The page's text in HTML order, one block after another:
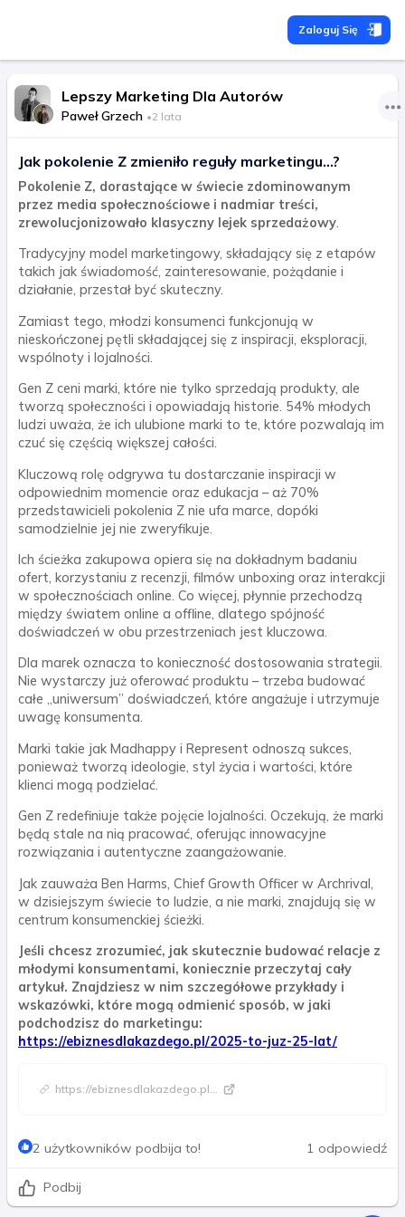
Zaloguj Się
Lepszy Marketing Dla Autorów
Paweł Grzech •2 lata
Jak pokolenie Z zmieniło reguły marketingu...?
Pokolenie Z, dorastające w świecie zdominowanym
przez media społecznościowe i nadmiar treści,
zrewolucjonizowało klasyczny lejek sprzedażowy.
Tradycyjny model marketingowy, składający się z etapów
takich jak świadomość, zainteresowanie, pożądanie i
działanie, przestał być skuteczny.
Zamiast tego, młodzi konsumenci funkcjonują w
nieskończonej pętli składającej się z inspiracji, eksploracji,
wspólnoty i lojalności.
Gen Z ceni marki, które nie tylko sprzedają produkty, ale
tworzą społeczności i opowiadają historie. 54% młodych
ludzi uważa, że ich ulubione marki to te, które pozwalają im
czuć się częścią większej całości.
Kluczową rolę odgrywa tu dostarczanie inspiracji w
odpowiednim momencie oraz edukacja – aż 70%
przedstawicieli pokolenia Z nie ufa marce, dopóki
samodzielnie jej nie zweryfikuje.
Ich ścieżka zakupowa opiera się na dokładnym badaniu
ofert, korzystaniu z recenzji, filmów unboxing oraz interakcji
w społecznościach online. Co więcej, płynnie przechodzą
między światem online a offline, dlatego spójność
doświadczeń w obu przestrzeniach jest kluczowa.
Dla marek oznacza to konieczność dostosowania strategii.
Nie wystarczy już oferować produktu – trzeba budować
całe „uniwersum” doświadczeń, które angażuje i utrzymuje
uwagę konsumenta.
Marki takie jak Madhappy i Represent odnoszą sukces,
ponieważ tworzą ideologie, styl życia i wartości, które
klienci mogą podzielać.
Gen Z redefiniuje także pojęcie lojalności. Oczekują, że marki
będą stale na nią pracować, oferując innowacyjne
rozwiązania i autentyczne zaangażowanie.
Jak zauważa Ben Harms, Chief Growth Officer w Archrival,
w dzisiejszym świecie to ludzie, a nie marki, znajdują się w
centrum konsumenckiej ścieżki.
Jeśli chcesz zrozumieć, jak skutecznie budować relacje z
młodymi konsumentami, koniecznie przeczytaj cały
artykuł. Znajdziesz w nim szczegółowe przykłady i
wskazówki, które mogą odmienić sposób, w jaki
podchodzisz do marketingu:
https://ebiznesdlakazdego.pl/2025-to-juz-25-lat/
https://ebiznesdlakazdego.pl...
2 użytkowników podbija to! 1 odpowiedź
Podbij